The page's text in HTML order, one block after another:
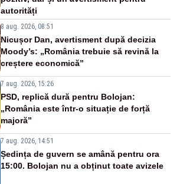
autorități
8 aug. 2026, 08:51
Nicușor Dan, avertisment după decizia
Moody’s: „România trebuie să revină la
creștere economică”
7 aug. 2026, 15:26
PSD, replică dură pentru Bolojan:
„România este într-o situație de forță
majoră”
7 aug. 2026, 14:51
Ședința de guvern se amână pentru ora
15:00. Bolojan nu a obținut toate avizele